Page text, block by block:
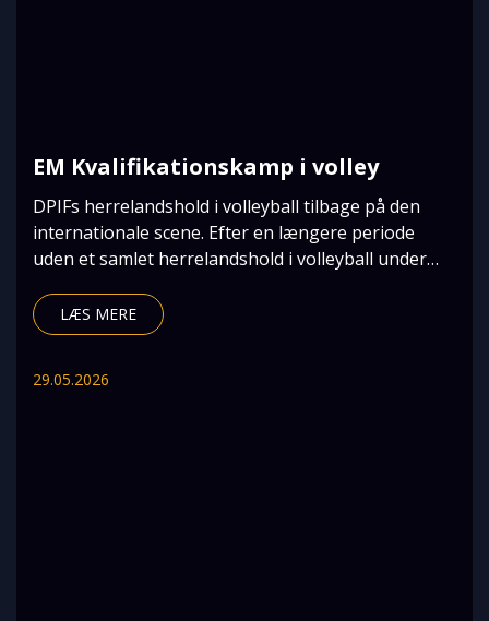
EM Kvalifikationskamp i volley
DPIFs herrelandshold i volleyball tilbage på den
internationale scene. Efter en længere periode
uden et samlet herrelandshold i volleyball under
LÆS MERE
29.05.2026